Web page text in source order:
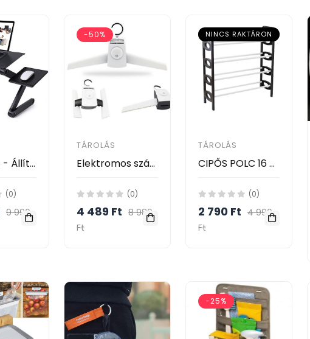
Air Space - Állítható laptop tartó asztal
(0)
9 990
-50%
TÁROLÁS
Elektromos szárító vállfa / Hordozható ruhaszárító fogas / 3 fúvófejjel, cipőszárító adapterrel
(0)
4 489 Ft 8 989
Ft
NINCS RAKTÁRON
TÁROLÁS
CIPŐS POLC 16 PÁR CIPŐNEK
(0)
2 790 Ft 4 990
Ft
-25%